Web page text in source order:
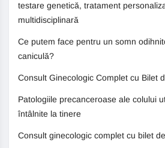
testare genetică, tratament
multidisciplinară
Ce putem face pentru un somn
caniculă?
Consult Ginecologic Complet cu Bilet
Patologiile precanceroase ale colului
întâlnite la tinere
Consult ginecologic complet cu bilet